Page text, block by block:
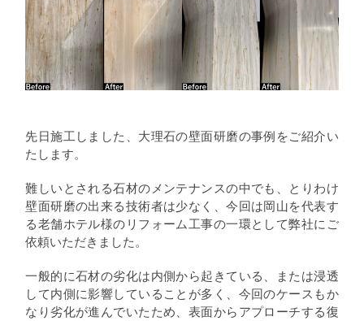
先日施工しました、大理石の壁面研磨の事例をご紹介い
たします。
難しいとされる石材のメンテナンスの中でも、とりわけ
壁面研磨の出来る技術者は少なく、今回は岡山を代表す
る老舗ホテル様のリフォーム工事の一環として弊社にご
依頼いただきました。
一般的に石材の劣化は内側から起きている、または浸透
して内側に影響していることが多く、今回のケースもか
なり劣化が進んでいたため、表面からアプローチする復